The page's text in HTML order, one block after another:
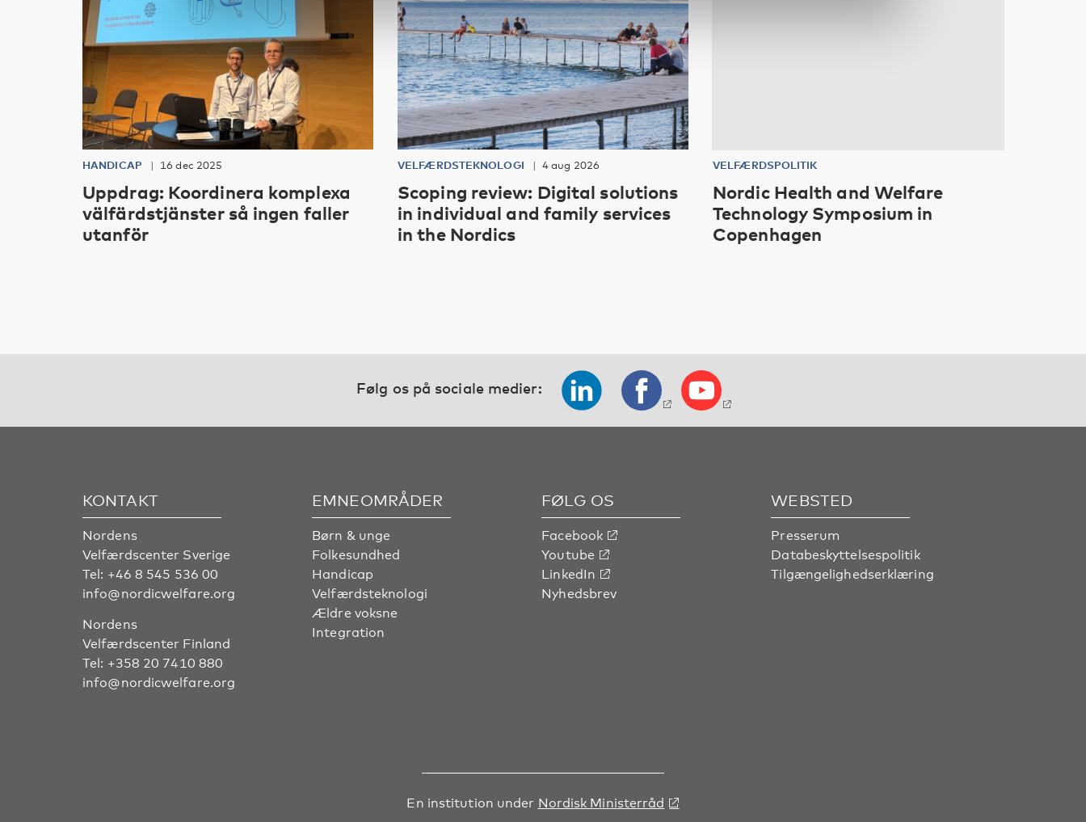
HANDICAP 16 dec 2025
Uppdrag: Koordinera komplexa
välfärdstjänster så ingen faller
utanför
VELFÆRDSTEKNOLOGI 4 aug 2026
Scoping review: Digital solutions
in individual and family services
in the Nordics
VELFÆRDSPOLITIK
Nordic Health and Welfare
Technology Symposium in
Copenhagen
Følg os på sociale medier:
KONTAKT
Nordens
Velfærdscenter Sverige
Tel: +46 8 545 536 00
info@nordicwelfare.org
Nordens
Velfærdscenter Finland
Tel: +358 20 7410 880
info@nordicwelfare.org
EMNEOMRÅDER
Børn & unge
Folkesundhed
Handicap
Velfærdsteknologi
Ældre voksne
Integration
FØLG OS
Facebook
Youtube
LinkedIn
Nyhedsbrev
WEBSTED
Presserum
Databeskyttelsespolitik
Tilgængelighedserklæring
En institution under Nordisk Ministerråd